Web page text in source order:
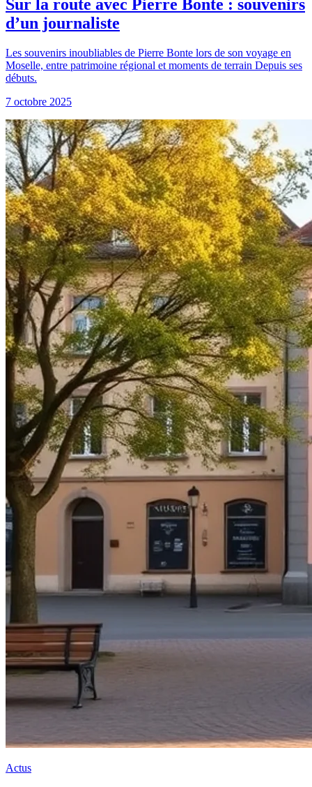
Sur la route avec Pierre Bonte : souvenirs
d’un journaliste
Les souvenirs inoubliables de Pierre Bonte lors de son voyage en
Moselle, entre patrimoine régional et moments de terrain Depuis ses
débuts.
7 octobre 2025
Actus